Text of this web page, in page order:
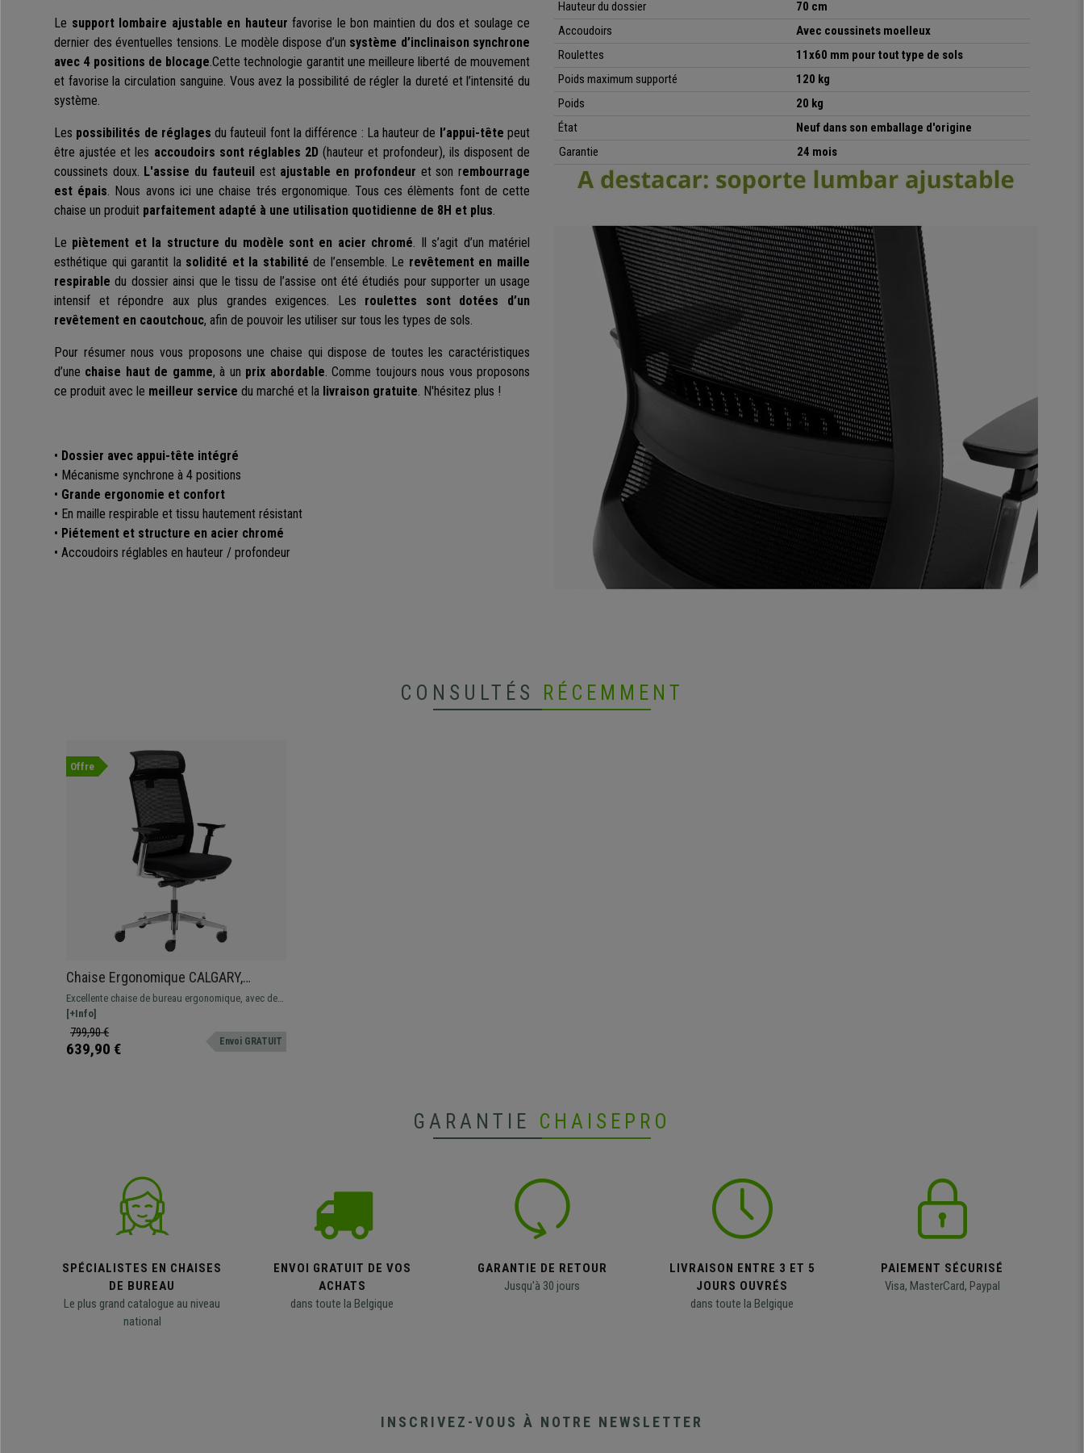
Le support lombaire ajustable en hauteur favorise le bon maintien du dos et soulage ce
dernier des éventuelles tensions. Le modèle dispose d’un système d’inclinaison synchrone
avec 4 positions de blocage.Cette technologie garantit une meilleure liberté de mouvement
et favorise la circulation sanguine. Vous avez la possibilité de régler la dureté et l’intensité du
système.
Les possibilités de réglages du fauteuil font la différence : La hauteur de l’appui-tête peut
être ajustée et les accoudoirs sont réglables 2D (hauteur et profondeur), ils disposent de
coussinets doux. L'assise du fauteuilest ajustable en profondeur et son rembourrage
est épais. Nous avons ici une chaise trés ergonomique. Tous ces élèments font de cette
chaise un produit parfaitement adapté à une utilisation quotidienne de 8H et plus.
Le piètement et la structure du modèle sont en acier chromé. Il s’agit d’un matériel
esthétique qui garantit la solidité et la stabilité de l’ensemble. Le revêtement en maille
respirable du dossier ainsi que le tissu de l’assise ont été étudiés pour supporter un usage
intensif et répondre aux plus grandes exigences. Les roulettes sont dotées d’un
revêtement en caoutchouc, afin de pouvoir les utiliser sur tous les types de sols.
Pour résumer nous vous proposons une chaise qui dispose de toutes les caractéristiques
d’une chaise haut de gamme, à un prix abordable. Comme toujours nous vous proposons
ce produit avec le meilleur service du marché et la livraison gratuite. N'hésitez plus !
• Dossier avec appui-tête intégré
• Mécanisme synchrone à 4 positions
• Grande ergonomie et confort
• En maille respirable et tissu hautement résistant
• Piétement et structure en acier chromé
• Accoudoirs réglables en hauteur / profondeur
Hauteur du dossier
70 cm
Accoudoirs
Avec coussinets moelleux
Roulettes
11x60 mm pour tout type de sols
Poids maximum supporté
120 kg
Poids
20 kg
État
Neuf dans son emballage d'origine
Garantie
24 mois
CONSULTÉS RÉCEMMENT
Offre
Chaise Ergonomique CALGARY,
Totalement Ajustable, Utilisation
8h/jour, Structure Métallique, en Noir
Excellente chaise de bureau ergonomique, avec de
nombreux réglages et adaptée pour une utilisation
intensive 8h/jour. Design et grande qualité de
fabrication.
[+Info]
799,90 €
639,90 € Envoi GRATUIT
GARANTIE CHAISEPRO
SPÉCIALISTES EN CHAISES
DE BUREAU
Le plus grand catalogue au niveau
national
ENVOI GRATUIT DE VOS
ACHATS
dans toute la Belgique
GARANTIE DE RETOUR
Jusqu'à 30 jours
LIVRAISON ENTRE 3 ET 5
JOURS OUVRÉS
dans toute la Belgique
PAIEMENT SÉCURISÉ
Visa, MasterCard, Paypal
INSCRIVEZ-VOUS À NOTRE NEWSLETTER